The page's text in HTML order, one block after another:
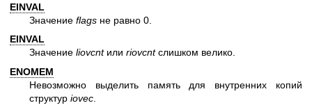
EINVAL
Значение flags не равно 0.
EINVAL
Значение liovcntили riovcntслишком велико.
ENOMEM
Невозможно выделить память для внутренних копий
структур iovec